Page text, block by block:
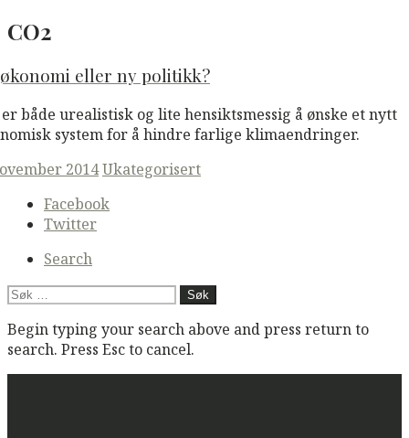
CO2
eller ny politikk?
både urealistisk og lite hensiktsmessig å ønske et nytt
system for å hindre farlige klimaendringer.
2014Ukategorisert
Secondary
navigation
Facebook
Twitter
Search
Søk
Begin typing your search above and press return to
search. Press Esc to cancel.